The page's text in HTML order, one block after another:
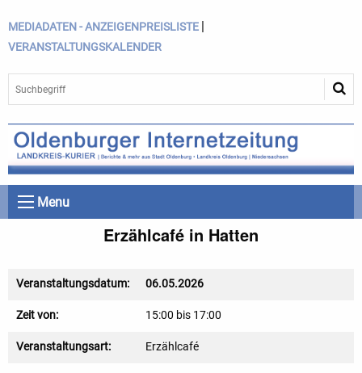
MEDIADATEN - ANZEIGENPREISLISTE |
VERANSTALTUNGSKALENDER
Menu
Erzählcafé in Hatten
Veranstaltungsdatum: 06.05.2026
Zeit von: 15:00 bis 17:00
Veranstaltungsart: Erzählcafé